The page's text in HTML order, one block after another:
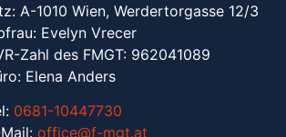
A-1010 Wien, Werdertorgasse 12/3
Evelyn Vrecer
Zahl des FMGT: 962041089
Elena Anders
0681-10447730
office@f-mgt.at